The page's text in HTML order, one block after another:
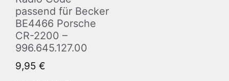
passend für Becker
BE4466 Porsche
CR-2200 –
996.645.127.00
9,95 €